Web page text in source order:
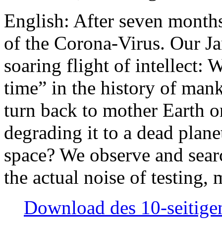
English: After seven
of the Corona-Virus. Our
soaring flight of intellect:
time” in the history of
turn back to mother Earth
degrading it to a dead
space? We observe and
the actual noise of testing,
Download des 10-